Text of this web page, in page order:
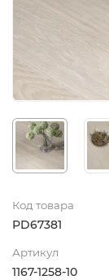
Код товара
PD67381
Артикул
1167-1258-10